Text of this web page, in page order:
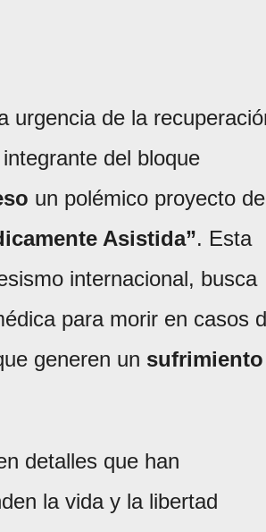
urgencia de la
integrante del bloque
un polémico proyecto de
Asistida”. Esta
internacional, busca
para morir en casos
generen un sufrimiento
detalles que han
la vida y la libertad